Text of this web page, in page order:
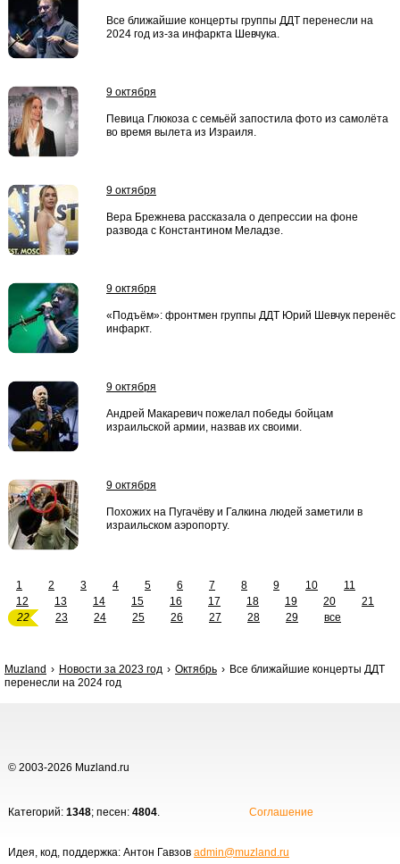
Все ближайшие концерты группы ДДТ перенесли на
2024 год из-за инфаркта Шевчука.
9 октября
Певица Глюкоза с семьёй запостила фото из самолёта
во время вылета из Израиля.
9 октября
Вера Брежнева рассказала о депрессии на фоне
развода с Константином Меладзе.
9 октября
«Подъём»: фронтмен группы ДДТ Юрий Шевчук перенёс
инфаркт.
9 октября
Андрей Макаревич пожелал победы бойцам
израильской армии, назвав их своими.
9 октября
Похожих на Пугачёву и Галкина людей заметили в
израильском аэропорту.
1 2 3 4 5 6 7 8 9 10
11
12
13 14 15 16 17 18 19 20
21
22
23 24 25 26 27 28 29 все
Muzland Новости за 2023 год Октябрь
Все ближайшие концерты ДДТ
перенесли на 2024 год
© 2003-2026 Muzland.ru
Категорий: 1348; песен: 4804. Соглашение
Идея, код, поддержка: Антон Гавзов admin@muzland.ru